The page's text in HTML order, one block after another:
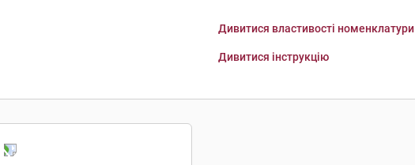
Дивитися властивості номенклатури
Дивитися інструкцію